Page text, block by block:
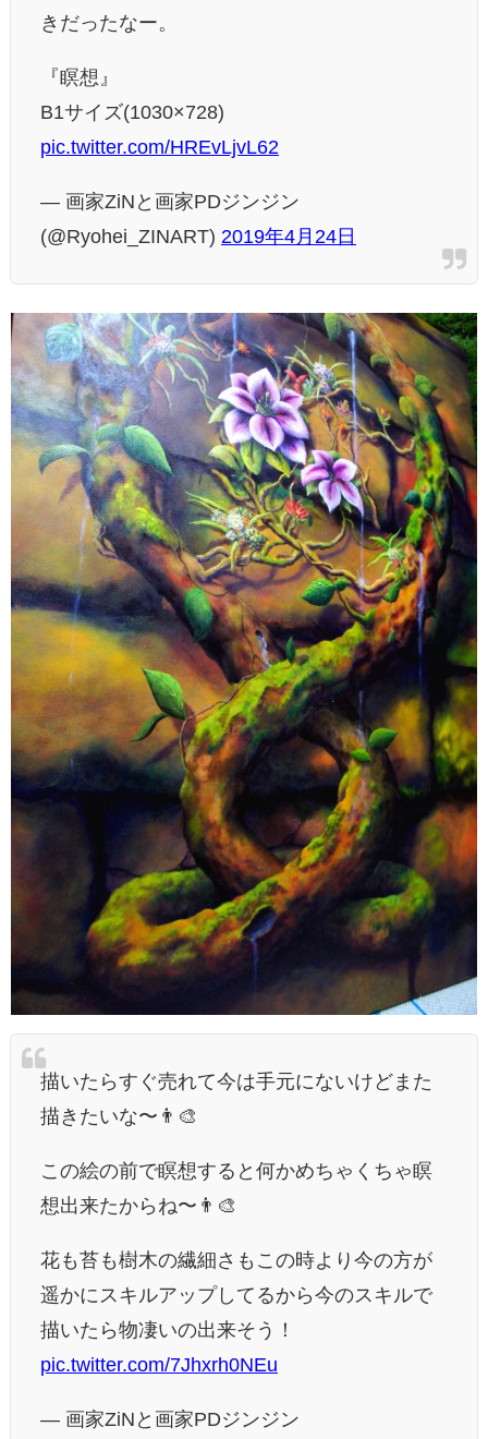
きだったなー。
『瞑想』
B1サイズ(1030×728)
pic.twitter.com/HREvLjvL62
— 画家ZiNと画家PDジンジン
(@Ryohei_ZINART) 2019年4月24日
描いたらすぐ売れて今は手元にないけどまた
描きたいな〜👨‍🎨
この絵の前で瞑想すると何かめちゃくちゃ瞑
想出来たからね〜👨‍🎨
花も苔も樹木の繊細さもこの時より今の方が
遥かにスキルアップしてるから今のスキルで
描いたら物凄いの出来そう！
pic.twitter.com/7Jhxrh0NEu
— 画家ZiNと画家PDジンジン